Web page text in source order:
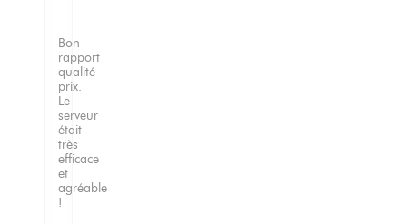
Bon
rapport
qualité
prix.
Le
serveur
était
très
efficace
et
agréable
!